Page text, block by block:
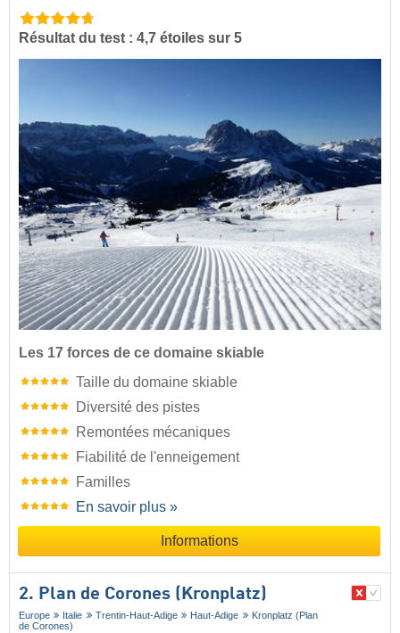
Résultat du test : 4,7 étoiles sur 5
Les 17 forces de ce domaine skiable
Taille du domaine skiable
Diversité des pistes
Remontées mécaniques
Fiabilité de l'enneigement
Familles
En savoir plus »
Informations
2. Plan de Corones (Kronplatz)
Europe Italie Trentin-Haut-Adige Haut-Adige
Kronplatz (Plan
de Corones)